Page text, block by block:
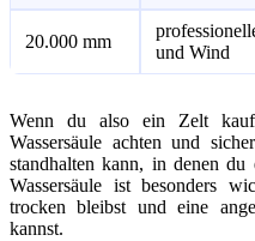
20.000 mm
und Wind
Wenn du also ein Zelt
Wassersäule achten und
standhalten kann, in denen du
Wassersäule ist besonders
trocken bleibst und eine
kannst.